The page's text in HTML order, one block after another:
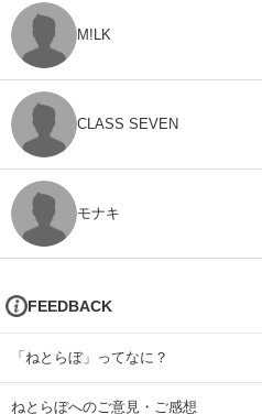
M!LK
CLASS SEVEN
モナキ
FEEDBACK
「ねとらぼ」ってなに？
ねとらぼへのご意見・ご感想